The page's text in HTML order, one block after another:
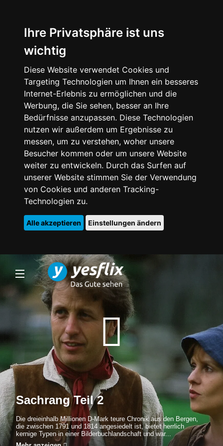
Ihre Privatsphäre ist uns
wichtig
Diese Website verwendet Cookies und
Targeting Technologien um Ihnen ein besseres
Internet-Erlebnis zu ermöglichen und die
Werbung, die Sie sehen, besser an Ihre
Bedürfnisse anzupassen. Diese Technologien
nutzen wir außerdem um Ergebnisse zu
messen, um zu verstehen, woher unsere
Besucher kommen oder um unsere Website
weiter zu entwickeln. Durch das Surfen auf
unserer Website stimmen Sie der Verwendung
von Cookies und anderen Tracking-
Technologien zu.
Alle akzeptieren Einstellungen ändern
Sachrang Teil 2
Die dreieinhalb Millionen D-Mark teure Chronik aus den Bergen,
die zwischen 1791 und 1814 angesiedelt ist, bietet herrlich
kernige Typen in einer Bilderbuchlandschaft und war...